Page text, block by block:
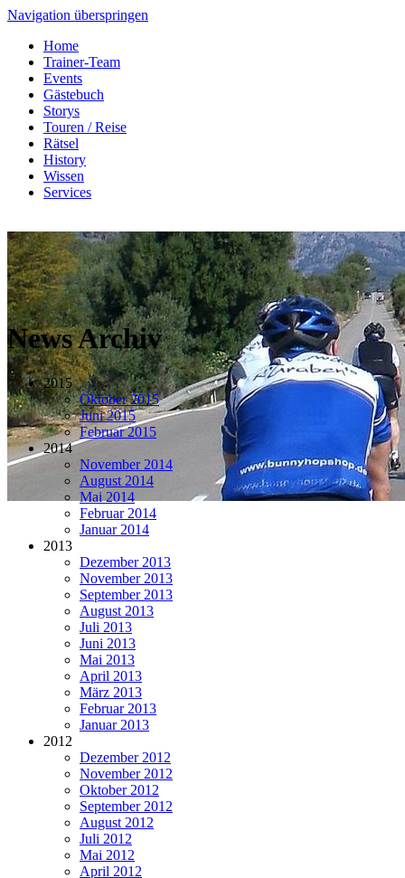
Navigation überspringen
Home
Trainer-Team
Events
Gästebuch
Storys
Touren / Reise
Rätsel
History
Wissen
Services
News Archiv
2015
Oktober 2015
Juni 2015
Februar 2015
2014
November 2014
August 2014
Mai 2014
Februar 2014
Januar 2014
2013
Dezember 2013
November 2013
September 2013
August 2013
Juli 2013
Juni 2013
Mai 2013
April 2013
März 2013
Februar 2013
Januar 2013
2012
Dezember 2012
November 2012
Oktober 2012
September 2012
August 2012
Juli 2012
Mai 2012
April 2012